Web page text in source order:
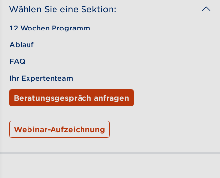
Wählen Sie eine Sektion:
12 Wochen Programm
Ablauf
FAQ
Ihr Expertenteam
Beratungsgespräch anfragen
Webinar-Aufzeichnung